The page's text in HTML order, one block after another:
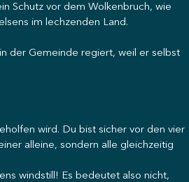
Schutz vor dem Wolkenbruch, wie
im lechzenden Land.
der Gemeinde regiert, weil er selbst
wird. Du bist sicher vor den vier
alleine, sondern alle gleichzeitig
windstill! Es bedeutet also nicht,